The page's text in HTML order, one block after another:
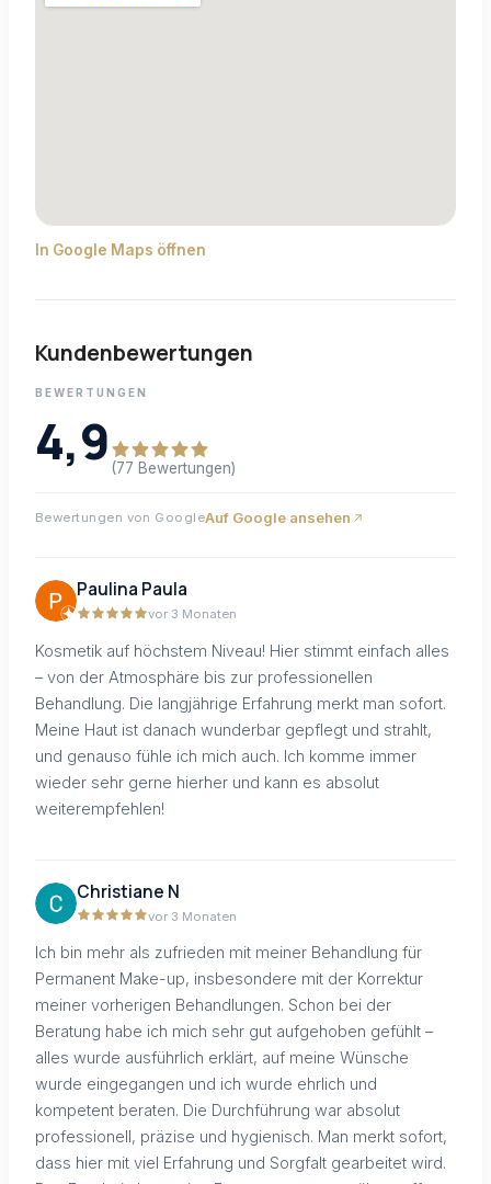
In Google Maps öffnen
Kundenbewertungen
BEWERTUNGEN
4,9 (77 Bewertungen)
Bewertungen von GoogleAuf Google ansehen
Paulina Paula
vor 3 Monaten
Kosmetik auf höchstem Niveau! Hier stimmt einfach alles
– von der Atmosphäre bis zur professionellen
Behandlung. Die langjährige Erfahrung merkt man sofort.
Meine Haut ist danach wunderbar gepflegt und strahlt,
und genauso fühle ich mich auch. Ich komme immer
wieder sehr gerne hierher und kann es absolut
weiterempfehlen!
Christiane N
vor 3 Monaten
Ich bin mehr als zufrieden mit meiner Behandlung für
Permanent Make-up, insbesondere mit der Korrektur
meiner vorherigen Behandlungen. Schon bei der
Beratung habe ich mich sehr gut aufgehoben gefühlt –
alles wurde ausführlich erklärt, auf meine Wünsche
wurde eingegangen und ich wurde ehrlich und
kompetent beraten. Die Durchführung war absolut
professionell, präzise und hygienisch. Man merkt sofort,
dass hier mit viel Erfahrung und Sorgfalt gearbeitet wird.